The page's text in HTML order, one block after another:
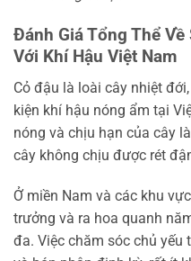
Đánh Giá Tổng Thể
Với Khí Hậu Việt Nam
Cỏ đậu là loài cây nhiệt
kiện khí hậu nóng ẩm tại
nóng và chịu hạn của cây
cây không chịu được rét
Ở miền Nam và các khu
trưởng và ra hoa quanh
đa. Việc chăm sóc chủ